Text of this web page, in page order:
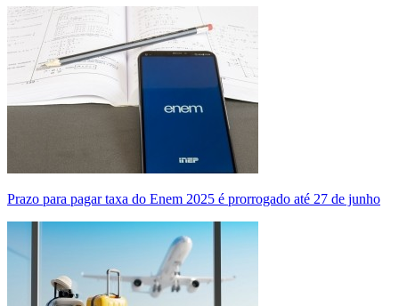
Prazo para pagar taxa do Enem 2025 é prorrogado até 27 de junho